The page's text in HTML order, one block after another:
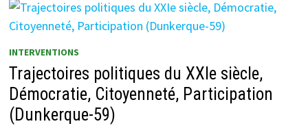
LA
BIFFE
COMME
ÉCODÉVELOPPEMENT
MILIEU
URBAIN
»
INTERVENTIONS
Trajectoires politiques du XXIe siècle,
Démocratie, Citoyenneté, Participation
(Dunkerque-59)